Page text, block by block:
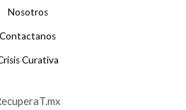
Nosotros
Contactanos
Curativa